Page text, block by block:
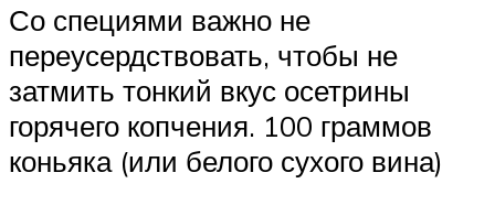
Со специями важно не
переусердствовать, чтобы не
затмить тонкий вкус осетрины
горячего копчения. 100 граммов
коньяка (или белого сухого вина)